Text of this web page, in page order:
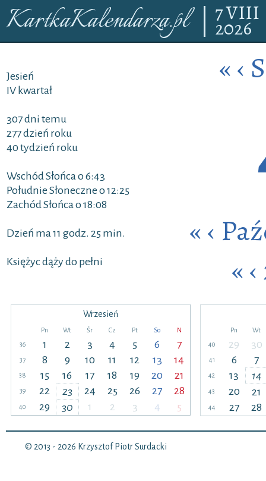
KartkaKalendarza.pl 7VIII
2026
Jesień
IV kwartał
307 dni temu
277 dzień roku
40 tydzień roku
Wschód Słońca o 6:43
Południe Słoneczne o 12:25
Zachód Słońca o 18:08
Dzień ma 11 godz. 25 min.
Księżyc dąży do pełni
«‹
«‹
«‹
Wrzesień
Pn Wt Śr Cz Pt So
N
36
1 2 3 4 5 6 7
37 8 9 10 11 12 13 14
38 15 16 17 18 19 20 21
39 22 23 24 25 26 27 28
40 29 30 1 2 3 4 5
Pn
Wt
40
29 30
41 6 7
42 13 14
43 20 21
44 27 28
© 2013 - 2026 Krzysztof Piotr Surdacki